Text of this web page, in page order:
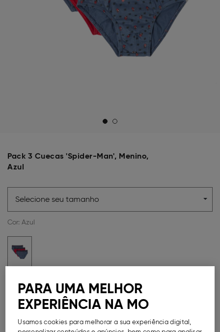
Pack 3 Cuecas 'Spider-Man', Menino,
Azul
Selecione seu tamanho
Cor: Azul
Guia de Tamanhos
Métodos de Pagamento Disponíveis
PARA UMA MELHOR
EXPERIÊNCIA NA MO
Usamos cookies para melhorar a sua experiência digital,